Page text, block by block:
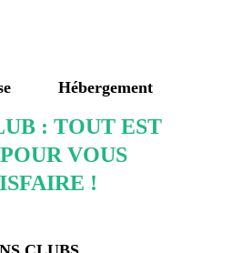
Hébergement
: TOUT EST
VOUS
!